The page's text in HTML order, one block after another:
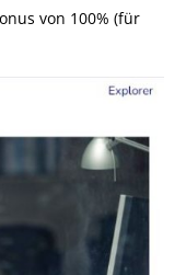
von 100% (für